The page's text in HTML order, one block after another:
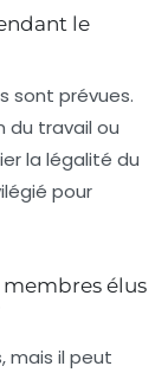
le
sont prévues.
du travail ou
la légalité du
pour
élus
mais il peut